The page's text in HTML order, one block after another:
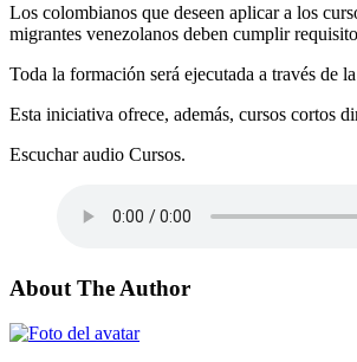
Los colombianos que deseen aplicar a los
migrantes venezolanos deben cumplir
Toda la formación será ejecutada a través
Esta iniciativa ofrece, además, cursos cortos
Escuchar audio Cursos.
About The Author